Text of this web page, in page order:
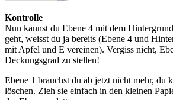
Kontrolle
Nun kannst du Ebene 4 mit dem
geht, weisst du ja bereits (Ebene 4 und
mit Apfel und E vereinen). Vergiss nicht,
Deckungsgrad zu stellen!
Ebene 1 brauchst du ab jetzt nicht mehr, du
löschen. Zieh sie einfach in den kleinen